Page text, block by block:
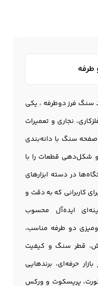
سنگ فرز دوطرفه ، یکی
نجاری و تعمیرات
سنگ با دانه‌بندی
و شکل‌دهی قطعات را با
در دسته ابزارهای
کاربرانی که به دقت و
ایده‌آل محسوب
دو طرفه مناسب،
قطر سنگ و کیفیت
حرفه‌ای، برندهایی
پریسکوت و ورکس